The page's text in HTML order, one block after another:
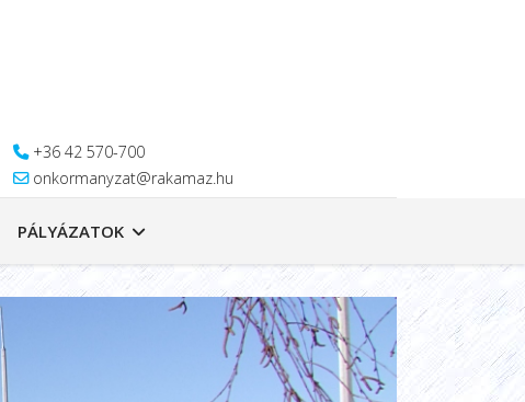
+36 42 570-700
onkormanyzat@rakamaz.hu
PÁLYÁZATOK